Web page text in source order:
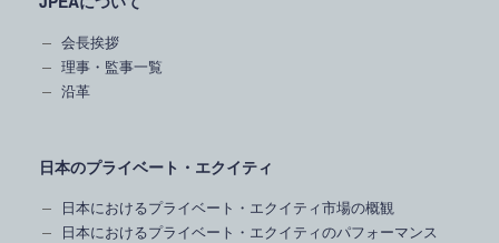
会長挨拶
理事・監事一覧
沿革
日本のプライベート・エクイティ
日本におけるプライベート・エクイティ市場の概観
日本におけるプライベート・エクイティのパフォーマンス